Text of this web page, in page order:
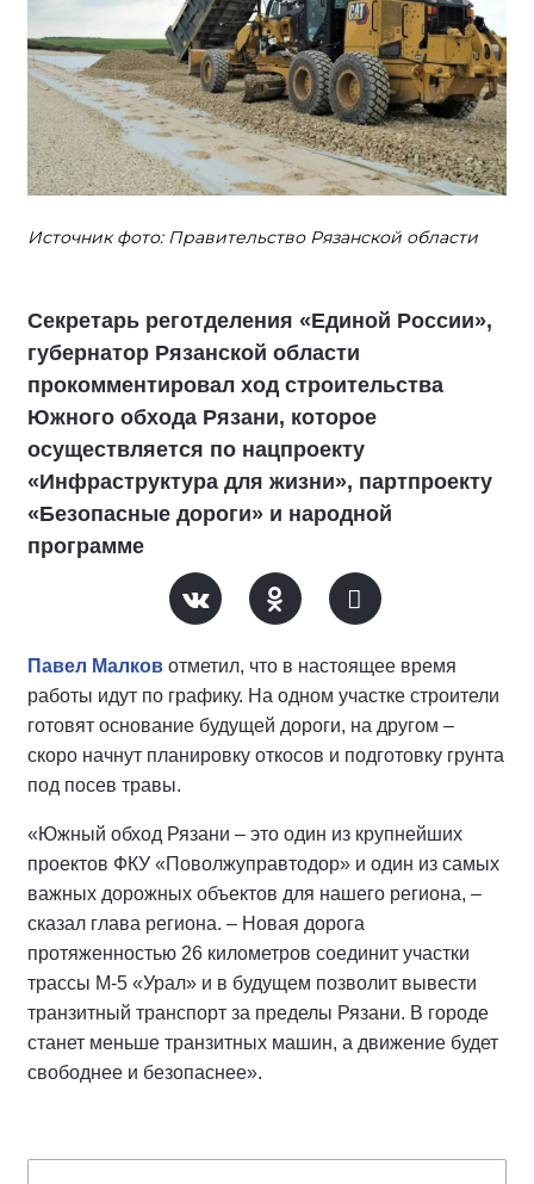
Источник фото: Правительство Рязанской области
Секретарь реготделения «Единой России»,
губернатор Рязанской области
прокомментировал ход строительства
Южного обхода Рязани, которое
осуществляется по нацпроекту
«Инфраструктура для жизни», партпроекту
«Безопасные дороги» и народной
программе
Павел Малков отметил, что в настоящее время
работы идут по графику. На одном участке строители
готовят основание будущей дороги, на другом –
скоро начнут планировку откосов и подготовку грунта
под посев травы.
«Южный обход Рязани – это один из крупнейших
проектов ФКУ «Поволжуправтодор» и один из самых
важных дорожных объектов для нашего региона, –
сказал глава региона. – Новая дорога
протяженностью 26 километров соединит участки
трассы М-5 «Урал» и в будущем позволит вывести
транзитный транспорт за пределы Рязани. В городе
станет меньше транзитных машин, а движение будет
свободнее и безопаснее».